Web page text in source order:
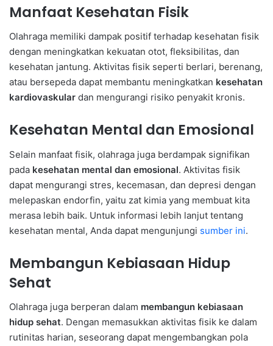
Manfaat Kesehatan Fisik
Olahraga memiliki dampak positif terhadap kesehatan fisik
dengan meningkatkan kekuatan otot, fleksibilitas, dan
kesehatan jantung. Aktivitas fisik seperti berlari, berenang,
atau bersepeda dapat membantu meningkatkan kesehatan
kardiovaskular dan mengurangi risiko penyakit kronis.
Kesehatan Mental dan Emosional
Selain manfaat fisik, olahraga juga berdampak signifikan
pada kesehatan mental dan emosional. Aktivitas fisik
dapat mengurangi stres, kecemasan, dan depresi dengan
melepaskan endorfin, yaitu zat kimia yang membuat kita
merasa lebih baik. Untuk informasi lebih lanjut tentang
kesehatan mental, Anda dapat mengunjungi sumber ini.
Membangun Kebiasaan Hidup
Sehat
Olahraga juga berperan dalam membangun kebiasaan
hidup sehat. Dengan memasukkan aktivitas fisik ke dalam
rutinitas harian, seseorang dapat mengembangkan pola